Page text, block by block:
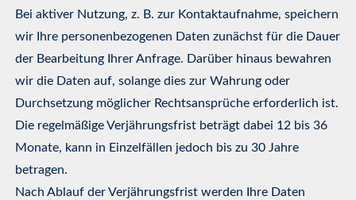
Bei aktiver Nutzung, z. B. zur Kontaktaufnahme, speichern
wir Ihre personenbezogenen Daten zunächst für die Dauer
der Bearbeitung Ihrer Anfrage. Darüber hinaus bewahren
wir die Daten auf, solange dies zur Wahrung oder
Durchsetzung möglicher Rechtsansprüche erforderlich ist.
Die regelmäßige Verjährungsfrist beträgt dabei 12 bis 36
Monate, kann in Einzelfällen jedoch bis zu 30 Jahre
betragen.
Nach Ablauf der Verjährungsfrist werden Ihre Daten